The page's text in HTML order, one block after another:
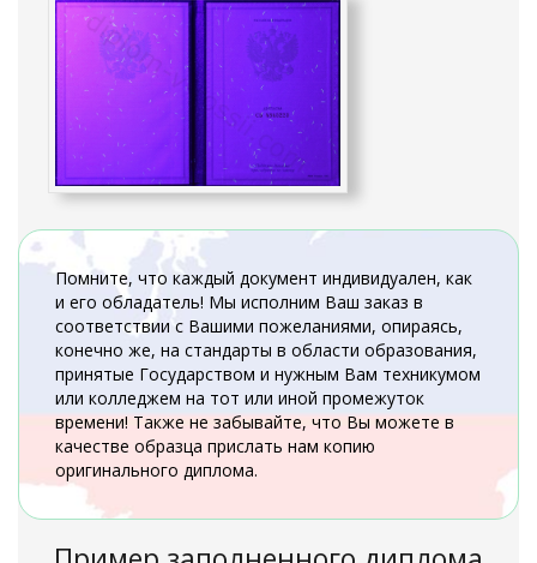
Помните, что каждый документ индивидуален, как
и его обладатель! Мы исполним Ваш заказ в
соответствии с Вашими пожеланиями, опираясь,
конечно же, на стандарты в области образования,
принятые Государством и нужным Вам техникумом
или колледжем на тот или иной промежуток
времени! Также не забывайте, что Вы можете в
качестве образца прислать нам копию
оригинального диплома.